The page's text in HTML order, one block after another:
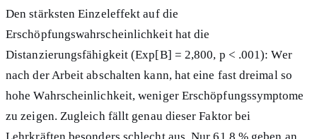
Den stärksten Einzeleffekt auf die
Erschöpfungswahrscheinlichkeit hat die
Distanzierungsfähigkeit (Exp[B] = 2,800, p < .001): Wer
nach der Arbeit abschalten kann, hat eine fast dreimal so
hohe Wahrscheinlichkeit, weniger Erschöpfungssymptome
zu zeigen. Zugleich fällt genau dieser Faktor bei
Lehrkräften besonders schlecht aus. Nur 61,8 % geben an,